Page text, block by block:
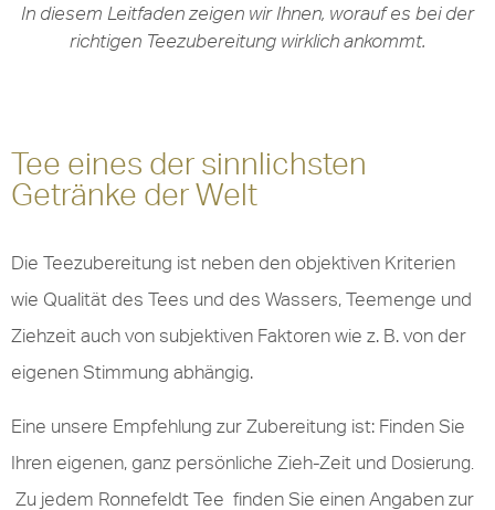
In diesem Leitfaden zeigen wir Ihnen, worauf es bei der
richtigen Teezubereitung wirklich ankommt.
Tee eines der sinnlichsten
Getränke der Welt
Die Teezubereitung ist neben den objektiven Kriterien
wie Qualität des Tees und des Wassers, Teemenge und
Ziehzeit auch von subjektiven Faktoren wie z. B. von der
eigenen Stimmung abhängig.
Eine unsere Empfehlung zur Zubereitung ist: Finden Sie
Ihren eigenen, ganz persönliche Zieh-Zeit und Dosierung.
Zu jedem Ronnefeldt Tee finden Sie einen Angaben zur